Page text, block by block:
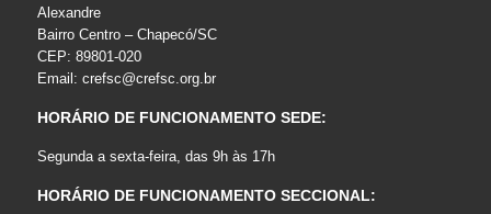
Alexandre
Bairro Centro – Chapecó/SC
CEP: 89801-020
Email: crefsc@crefsc.org.br
HORÁRIO DE FUNCIONAMENTO SEDE:
Segunda a sexta-feira, das 9h às 17h
HORÁRIO DE FUNCIONAMENTO SECCIONAL: